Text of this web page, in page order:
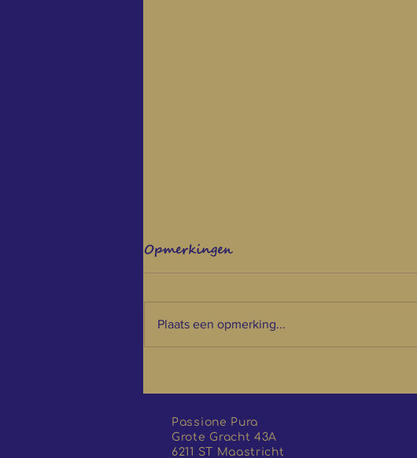
Verwen je vader
Opmerkingen
Plaats een opmerking...
Passione Pura
Grote Gracht 43A
6211 ST Maastricht